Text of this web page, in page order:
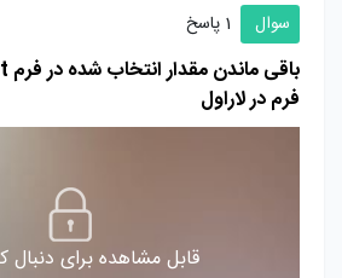
سوال 1 پاسخ
فرم در لاراول
قابل مشاهده برای دنبال